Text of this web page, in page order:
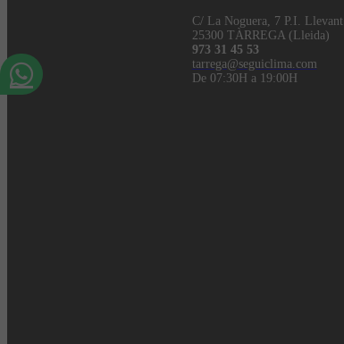
C/ La Noguera, 7 P.I. Llevant
25300 TÀRREGA (Lleida)
973 31 45 53
tarrega@seguiclima.com
De 07:30H a 19:00H